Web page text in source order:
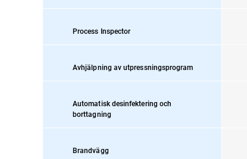
Process Inspector
Avhjälpning av utpressningsprogram
Automatisk desinfektering och
borttagning
Brandvägg